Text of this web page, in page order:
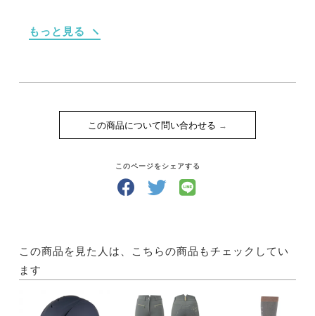
●外乗スペシャルガイド2015
・ホーストレッキングファーム三浦海岸
・RDAたま 神奈川多摩川で外乗
・安全に外乗を楽しむ安全ツール エアバッグ
●八ヶ岳エンデュランス馬術大会2015リポート
●上海CSI5★大会（杉谷泰造選手7位入賞）
●全日本ヤング総合馬術大会
●ウラシマボックス
・2020東京オリンピックを目指す小学生
・根岸馬の博物館でイベント
・フランス ノルマンディー馬旅ガイド
もっと見る
この商品について問い合わせる
このページをシェアする
この商品を見た人は、こちらの商品もチェックしてい
ます